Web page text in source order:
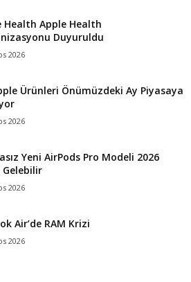
Health Apple Health
Duyuruldu
2026
Ürünleri Önümüzdeki Ay Piyasaya
2026
Yeni AirPods Pro Modeli 2026
Gelebilir
2026
Air’de RAM Krizi
2026